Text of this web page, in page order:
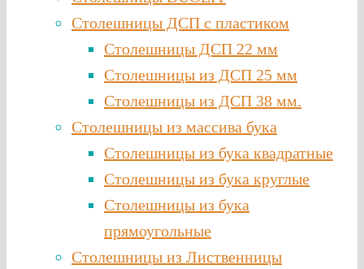
Столешницы ДСП с пластиком
Столешницы ДСП 22 мм
Столешницы из ДСП 25 мм
Столешницы из ДСП 38 мм.
Столешницы из массива бука
Столешницы из бука квадратные
Столешницы из бука круглые
Столешницы из бука
прямоугольные
Столешницы из Лиственницы